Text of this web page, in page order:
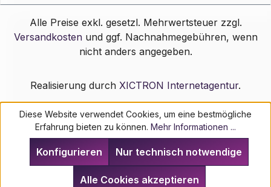
Alle Preise exkl. gesetzl. Mehrwertsteuer zzgl.
Versandkostenund ggf. Nachnahmegebühren, wenn
nicht anders angegeben.
Realisierung durch XICTRON Internetagentur.
Diese Website verwendet Cookies, um eine bestmögliche
Erfahrung bieten zu können. Mehr Informationen ...
Nur technisch notwendige
Konfigurieren
Alle Cookies akzeptieren